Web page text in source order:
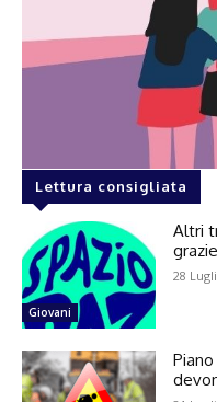
Lettura consigliata
Giovani
Altri
28